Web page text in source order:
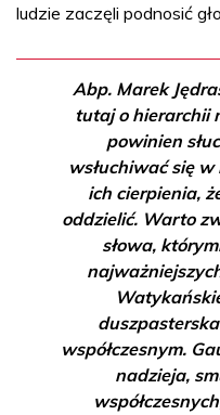
ludzie zaczęli podnosić
Abp. Marek
tutaj o hierarchii
powinien
wsłuchiwać się
ich cierpienia,
oddzielić. Warto
słowa,
współczesnym.
nadzieja,